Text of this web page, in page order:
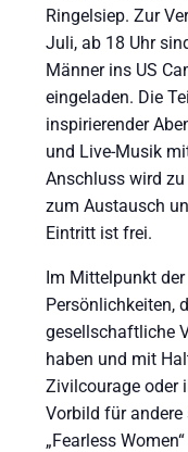
Ringelsiep. Zur
Juli, ab 18 Uhr
Männer ins US
eingeladen. Die
inspirierender
und Live-Musik
Anschluss wird
zum Austausch
Eintritt ist frei.
Im Mittelpunkt
Persönlichkeiten,
gesellschaftliche
haben und mit
Zivilcourage oder
Vorbild für
„Fearless